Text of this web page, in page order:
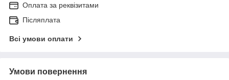
Оплата за реквізитами
Післяплата
Всі умови оплати
Умови повернення